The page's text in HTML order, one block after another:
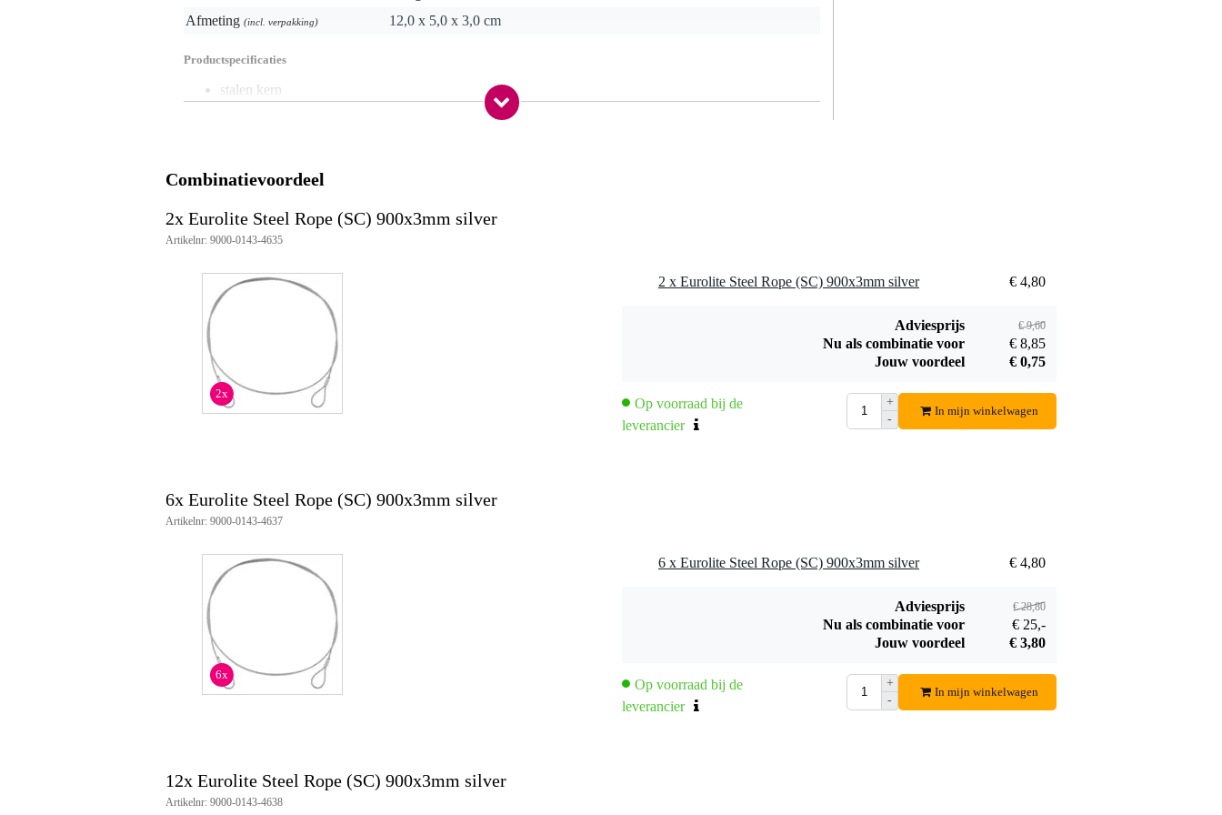
Afmeting (incl. verpakking) 12,0 x 5,0 x 3,0 cm
Productspecificaties
stalen kern
lengte: 900 mm
SKB iSeries 1510-9
flightcase
381x266.7x228.6
mm
€ 227,-
Bestel mee
Combinatievoordeel
2x Eurolite Steel Rope (SC) 900x3mm silver
Artikelnr: 9000-0143-4635
2x
2 x Eurolite Steel Rope (SC) 900x3mm silver € 4,80
Adviesprijs € 9,60
Nu als combinatie voor
€ 8,85
Jouw voordeel
€ 0,75
Op voorraad bij de
leverancier
+
-
In mijn winkelwagen
6x Eurolite Steel Rope (SC) 900x3mm silver
Artikelnr: 9000-0143-4637
6x
6 x Eurolite Steel Rope (SC) 900x3mm silver € 4,80
Adviesprijs € 28,80
Nu als combinatie voor
€ 25,-
Jouw voordeel
€ 3,80
Op voorraad bij de
leverancier
+
-
In mijn winkelwagen
12x Eurolite Steel Rope (SC) 900x3mm silver
Artikelnr: 9000-0143-4638